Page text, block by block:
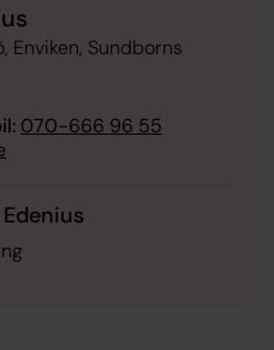
Enviken, Sundborns
070-666 96 55